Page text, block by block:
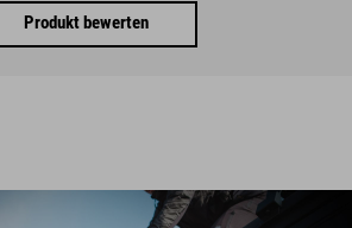
Produkt bewerten